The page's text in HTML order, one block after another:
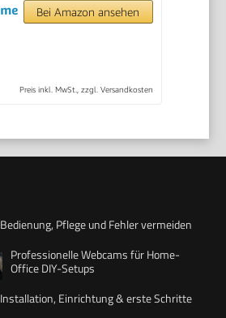
Bei Amazon ansehen
Preis inkl. MwSt., zzgl. Versandkosten
Pflege und Fehler vermeiden
Professionelle Webcams für Home-
Office DIY-Setups
Einrichtung & erste Schritte